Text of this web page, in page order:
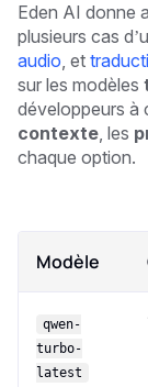
Eden AI donne
plusieurs cas
audio , et
sur les modèles
développeurs à
contexte , les
chaque option.
Modèle
qwen-
turbo-
latest